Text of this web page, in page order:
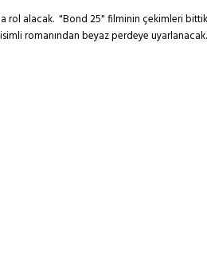
alacak. "Bond 25" filminin çekimleri
romanından beyaz perdeye